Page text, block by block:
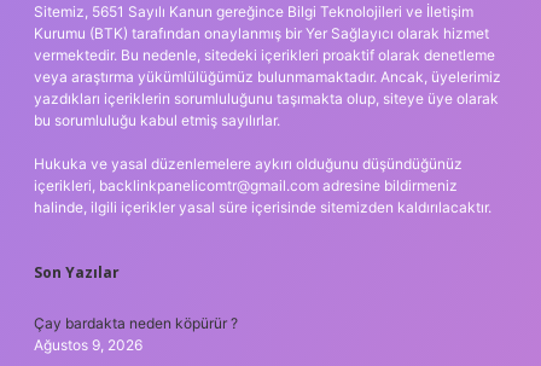
Sitemiz, 5651 Sayılı Kanun gereğince Bilgi Teknolojileri ve İletişim
Kurumu (BTK) tarafından onaylanmış bir Yer Sağlayıcı olarak hizmet
vermektedir. Bu nedenle, sitedeki içerikleri proaktif olarak denetleme
veya araştırma yükümlülüğümüz bulunmamaktadır. Ancak, üyelerimiz
yazdıkları içeriklerin sorumluluğunu taşımakta olup, siteye üye olarak
bu sorumluluğu kabul etmiş sayılırlar.
Hukuka ve yasal düzenlemelere aykırı olduğunu düşündüğünüz
içerikleri, backlinkpanelicomtr@gmail.com adresine bildirmeniz
halinde, ilgili içerikler yasal süre içerisinde sitemizden kaldırılacaktır.
Son Yazılar
Çay bardakta neden köpürür ?
Ağustos 9, 2026